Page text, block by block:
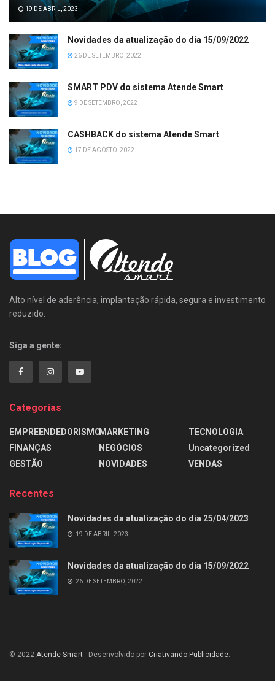
19 DE ABRIL, 2023
Novidades da atualização do dia 15/09/2022
26 DE SETEMBRO, 2022
SMART PDV do sistema Atende Smart
9 DE SETEMBRO, 2022
CASHBACK do sistema Atende Smart
17 DE AGOSTO, 2022
Alto nível de aderência, implantação rápida, segura e investimento
reduzido.
Siga a gente:
Categorias
EMPREENDEDORISMO
FINANÇAS
GESTÃO
MARKETING
NEGÓCIOS
NOVIDADES
TECNOLOGIA
Uncategorized
VENDAS
Recentes
Novidades da atualização do dia 25/04/2023
19 DE ABRIL, 2023
Novidades da atualização do dia 15/09/2022
26 DE SETEMBRO, 2022
© 2022 Atende Smart - Desenvolvido por Criativando Publicidade.